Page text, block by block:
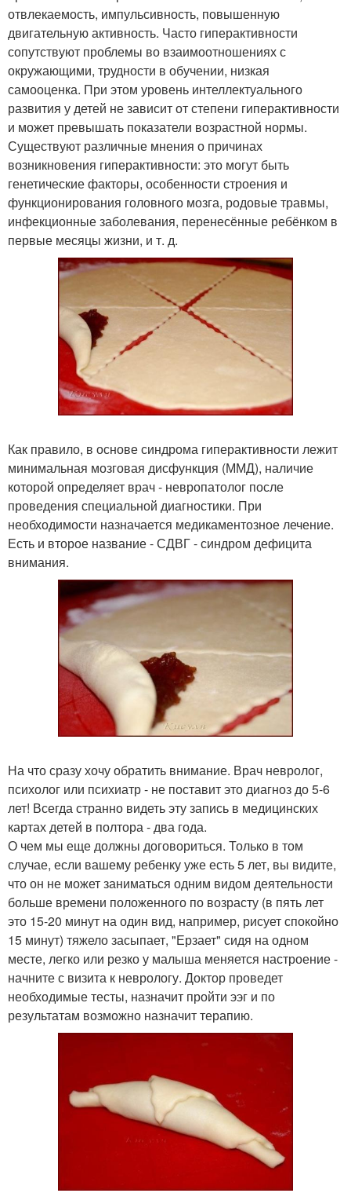
отвлекаемость, импульсивность, повышенную
двигательную активность. Часто гиперактивности
сопутствуют проблемы во взаимоотношениях с
окружающими, трудности в обучении, низкая
самооценка. При этом уровень интеллектуального
развития у детей не зависит от степени гиперактивности
и может превышать показатели возрастной нормы.
Существуют различные мнения о причинах
возникновения гиперактивности: это могут быть
генетические факторы, особенности строения и
функционирования головного мозга, родовые травмы,
инфекционные заболевания, перенесённые ребёнком в
первые месяцы жизни, и т. д.
Как правило, в основе синдрома гиперактивности лежит
минимальная мозговая дисфункция (ММД), наличие
которой определяет врач - невропатолог после
проведения специальной диагностики. При
необходимости назначается медикаментозное лечение.
Есть и второе название - СДВГ - синдром дефицита
внимания.
На что сразу хочу обратить внимание. Врач невролог,
психолог или психиатр - не поставит это диагноз до 5-6
лет! Всегда странно видеть эту запись в медицинских
картах детей в полтора - два года.
О чем мы еще должны договориться. Только в том
случае, если вашему ребенку уже есть 5 лет, вы видите,
что он не может заниматься одним видом деятельности
больше времени положенного по возрасту (в пять лет
это 15-20 минут на один вид, например, рисует спокойно
15 минут) тяжело засыпает, "Ерзает" сидя на одном
месте, легко или резко у малыша меняется настроение -
начните с визита к неврологу. Доктор проведет
необходимые тесты, назначит пройти ээг и по
результатам возможно назначит терапию.